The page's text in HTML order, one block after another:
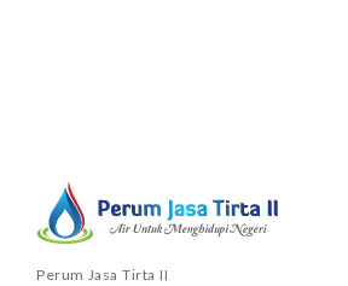
Perum Jasa Tirta II